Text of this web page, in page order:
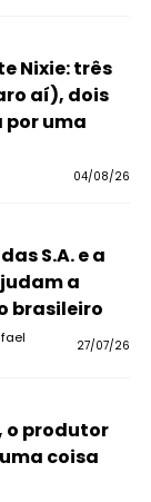
Nixie: três
aí), dois
por uma
04/08/26
S.A. e a
a
brasileiro
27/07/26
o produtor
coisa